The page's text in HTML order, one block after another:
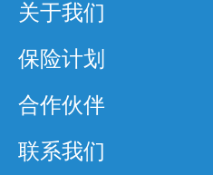
关于我们
保险计划
合作伙伴
联系我们